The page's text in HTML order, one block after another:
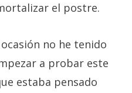
el postre.
no he tenido
a probar este
estaba pensado